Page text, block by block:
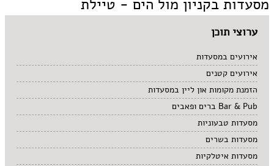
סושי
אוכל ביתי
טאפאס בר
סיני
משלוחים
מסעדות בקניון מול הים - טיילת
ערוצי תוכן
אירועים במסעדות
אירועים קטנים
הזמנת מקומות און ליין במסעדות
Bar & Pub ברים ופאבים
מסעדות טבעוניות
מסעדות בשרים
מסעדות איטלקיות